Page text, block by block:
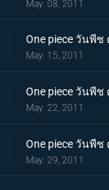
May. 08, 2011
May. 15, 2011
May. 22, 2011
May. 29, 2011